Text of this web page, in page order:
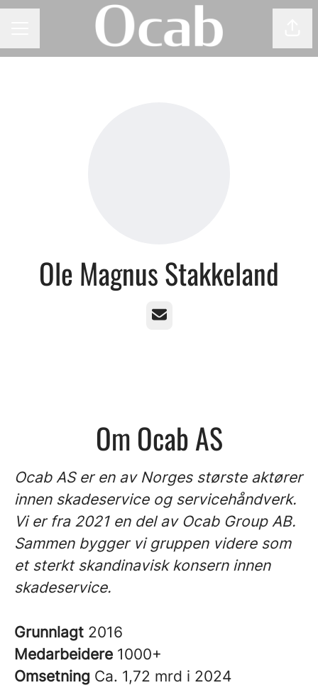
Ole Magnus Stakkeland
E-post
Om Ocab AS
Ocab AS er en av Norges største aktører
innen skadeservice og servicehåndverk.
Vi er fra 2021 en del av Ocab Group AB.
Sammen bygger vi gruppen videre som
et sterkt skandinavisk konsern innen
skadeservice.
Grunnlagt 2016
Medarbeidere 1000+
Omsetning Ca. 1,72 mrd i 2024